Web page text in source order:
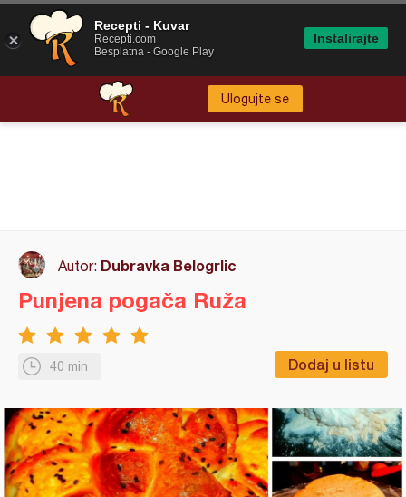
Ulogujte se
Autor: Dubravka Belogrlic
40 min Dodaj u listu
Punjena pogača Ruža
Recepti - Kuvar
Recepti.com
Besplatna - Google Play
Instalirajte